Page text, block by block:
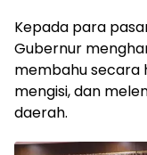
Kepada para
Gubernur
membahu secara
mengisi, dan
daerah.